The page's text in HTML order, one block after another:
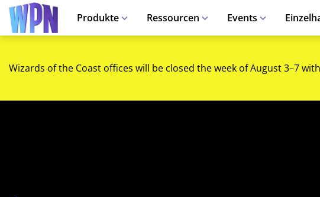
Produkte Ressourcen Events
Wizards of the Coast offices will be closed the week of August 3–7